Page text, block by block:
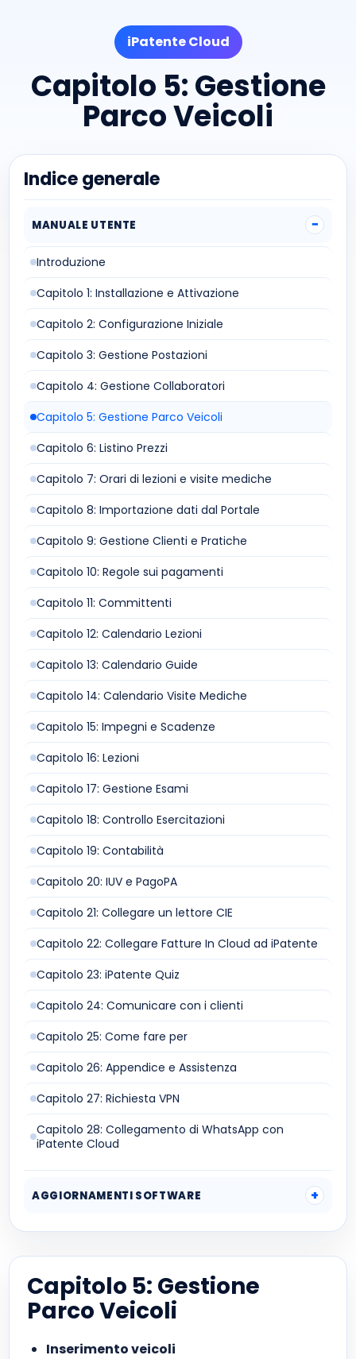
iPatente Cloud
Capitolo 5: Gestione
Parco Veicoli
Indice generale
MANUALE UTENTE
Introduzione
Capitolo 1: Installazione e Attivazione
Capitolo 2: Configurazione Iniziale
Capitolo 3: Gestione Postazioni
Capitolo 4: Gestione Collaboratori
Capitolo 5: Gestione Parco Veicoli
Capitolo 6: Listino Prezzi
Capitolo 7: Orari di lezioni e visite mediche
Capitolo 8: Importazione dati dal Portale
Capitolo 9: Gestione Clienti e Pratiche
Capitolo 10: Regole sui pagamenti
Capitolo 11: Committenti
Capitolo 12: Calendario Lezioni
Capitolo 13: Calendario Guide
Capitolo 14: Calendario Visite Mediche
Capitolo 15: Impegni e Scadenze
Capitolo 16: Lezioni
Capitolo 17: Gestione Esami
Capitolo 18: Controllo Esercitazioni
Capitolo 19: Contabilità
Capitolo 20: IUV e PagoPA
Capitolo 21: Collegare un lettore CIE
Capitolo 22: Collegare Fatture In Cloud ad iPatente
Capitolo 23: iPatente Quiz
Capitolo 24: Comunicare con i clienti
Capitolo 25: Come fare per
Capitolo 26: Appendice e Assistenza
Capitolo 27: Richiesta VPN
Capitolo 28: Collegamento di WhatsApp con
iPatente Cloud
AGGIORNAMENTI SOFTWARE
Capitolo 5: Gestione
Parco Veicoli
Inserimento veicoli